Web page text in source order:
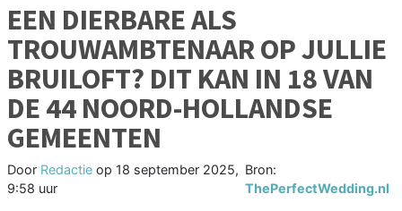
EEN DIERBARE ALS
TROUWAMBTENAAR OP JULLIE
BRUILOFT? DIT KAN IN 18 VAN
DE 44 NOORD-HOLLANDSE
GEMEENTEN
Door Redactie op 18 september 2025,
9:58 uur
Bron:
ThePerfectWedding.nl